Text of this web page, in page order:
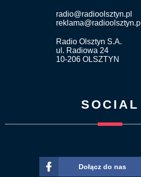
radio@radioolsztyn.pl
reklama@radioolsztyn.pl
Radio Olsztyn S.A.
ul. Radiowa 24
10-206 OLSZTYN
SOCIAL
Dołącz do nas